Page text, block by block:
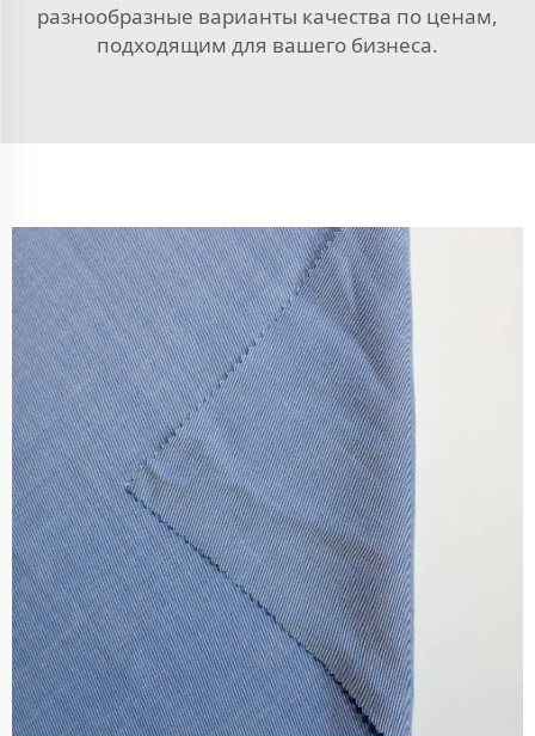
разнообразные варианты качества по ценам,
подходящим для вашего бизнеса.